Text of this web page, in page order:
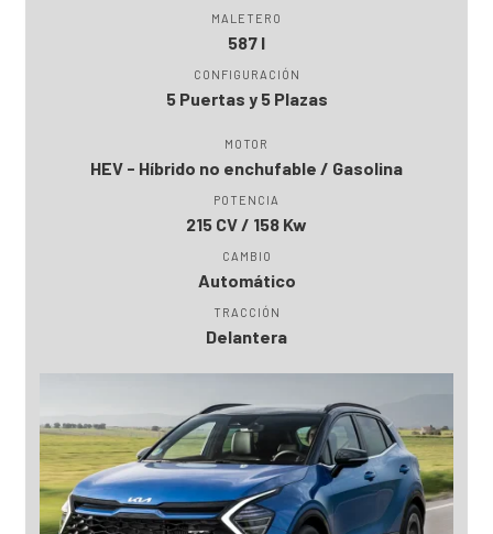
MALETERO
587 l
CONFIGURACIÓN
5 Puertas y 5 Plazas
MOTOR
HEV - Híbrido no enchufable / Gasolina
POTENCIA
215 CV / 158 Kw
CAMBIO
Automático
TRACCIÓN
Delantera